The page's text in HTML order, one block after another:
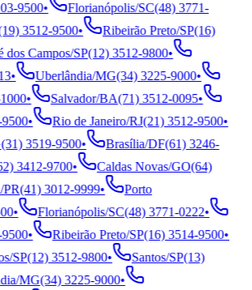
9500• Florianópolis/SC(48) 3771-
3512-9500• Ribeirão Preto/SP(16)
dos Campos/SP(12) 3512-9800•
• Uberlândia/MG(34) 3225-9000•
• Salvador/BA(71) 3512-0095•
• Rio de Janeiro/RJ(21) 3512-9500•
3519-9500• Brasília/DF(61) 3246-
3412-9700• Caldas Novas/GO(64)
PR(41) 3012-9999•
Porto
• Florianópolis/SC(48) 3771-0222•
• Ribeirão Preto/SP(16) 3514-9500•
/SP(12) 3512-9800• Santos/SP(13)
/MG(34) 3225-9000•